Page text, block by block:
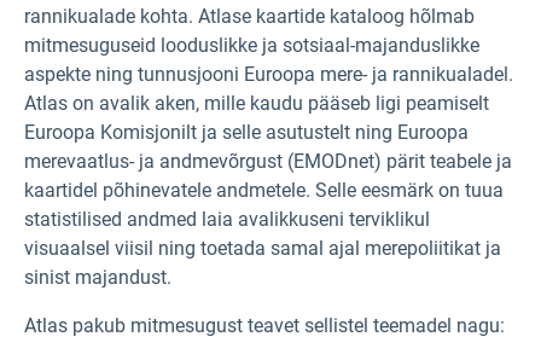
rannikualade kohta. Atlase kaartide kataloog hõlmab
mitmesuguseid looduslikke ja sotsiaal-majanduslikke
aspekte ning tunnusjooni Euroopa mere- ja rannikualadel.
Atlas on avalik aken, mille kaudu pääseb ligi peamiselt
Euroopa Komisjonilt ja selle asutustelt ning Euroopa
merevaatlus- ja andmevõrgust (EMODnet) pärit teabele ja
kaartidel põhinevatele andmetele. Selle eesmärk on tuua
statistilised andmed laia avalikkuseni terviklikul
visuaalsel viisil ning toetada samal ajal merepoliitikat ja
sinist majandust.
Atlas pakub mitmesugust teavet sellistel teemadel nagu: